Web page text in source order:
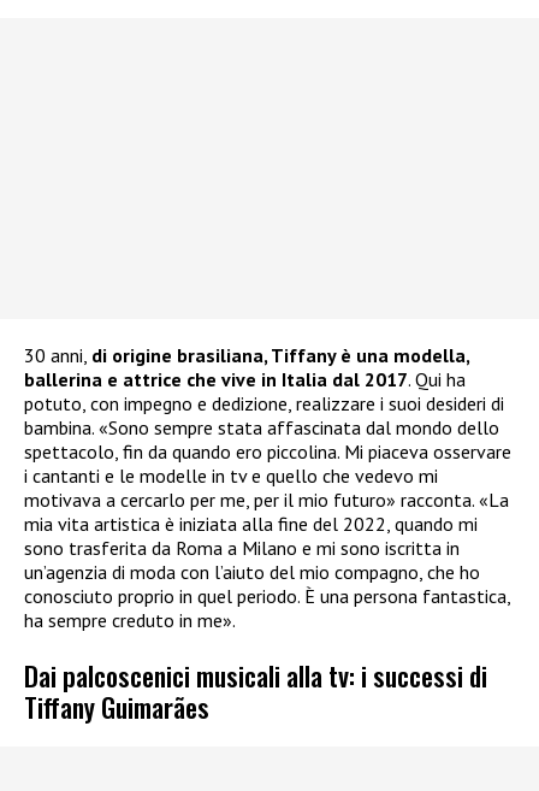
30 anni, di origine brasiliana, Tiffany è una modella,
ballerina e attrice che vive in Italia dal 2017. Qui ha
potuto, con impegno e dedizione, realizzare i suoi desideri di
bambina. «Sono sempre stata affascinata dal mondo dello
spettacolo, fin da quando ero piccolina. Mi piaceva osservare
i cantanti e le modelle in tv e quello che vedevo mi
motivava a cercarlo per me, per il mio futuro» racconta. «La
mia vita artistica è iniziata alla fine del 2022, quando mi
sono trasferita da Roma a Milano e mi sono iscritta in
un’agenzia di moda con l’aiuto del mio compagno, che ho
conosciuto proprio in quel periodo. È una persona fantastica,
ha sempre creduto in me».
Dai palcoscenici musicali alla tv: i successi di
Tiffany Guimarães